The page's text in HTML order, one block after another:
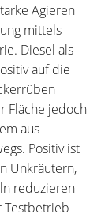
Agieren
mittels
Diesel als
auf die
Fläche jedoch
aus
Positiv ist
Unkräutern,
reduzieren
Testbetrieb